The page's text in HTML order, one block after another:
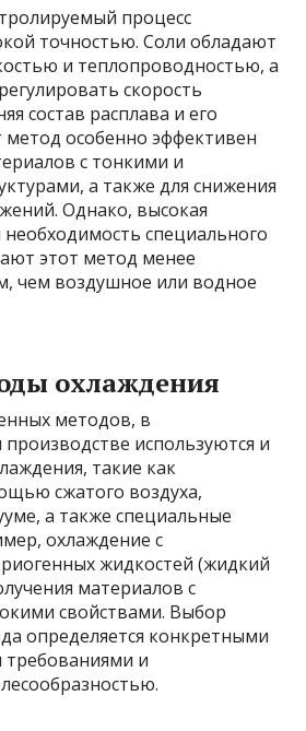
процесс
точностью. Соли обладают
и теплопроводностью, а
скорость
состав расплава и его
метод особенно эффективен
с тонкими и
а также для снижения
Однако, высокая
необходимость специального
этот метод менее
чем воздушное или водное
охлаждения
методов, в
используются и
такие как
сжатого воздуха,
а также специальные
охлаждение с
жидкостей (жидкий
материалов с
свойствами. Выбор
определяется конкретными
требованиями и